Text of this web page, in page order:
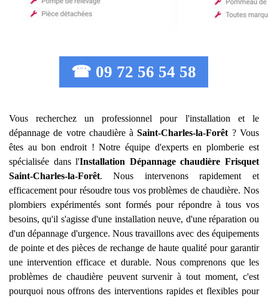
☎ 09 72 56 54 58
Vous recherchez un professionnel pour l'installation et le
dépannage de votre chaudière àSaint-Charles-la-Forêt ? Vous
êtes au bon endroit ! Notre équipe d'experts en plomberie est
spécialisée dans l'Installation Dépannage chaudière Frisquet
Saint-Charles-la-Forêt. Nous intervenons rapidement et
efficacement pour résoudre tous vos problèmes de chaudière. Nos
plombiers expérimentés sont formés pour répondre à tous vos
besoins, qu'il s'agisse d'une installation neuve, d'une réparation ou
d'un dépannage d'urgence. Nous travaillons avec des équipements
de pointe et des pièces de rechange de haute qualité pour garantir
une intervention efficace et durable. Nous comprenons que les
problèmes de chaudière peuvent survenir à tout moment, c'est
pourquoi nous offrons des interventions rapides et flexibles pour